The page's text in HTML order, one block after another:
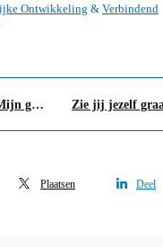
Ontwikkeling & Verbindend
Burn-out? Mijn getuigenis op het VTM-nieuws
Plaatsen Deel